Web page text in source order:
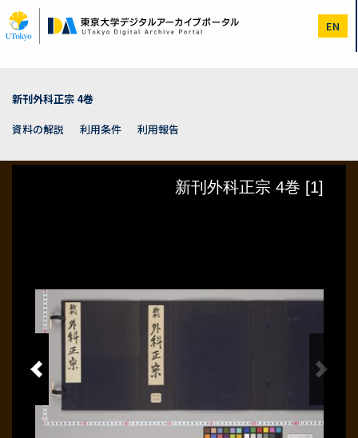
イ
ン
EN
新刊外科正宗 4巻
資料の解説
利用条件 利用報告